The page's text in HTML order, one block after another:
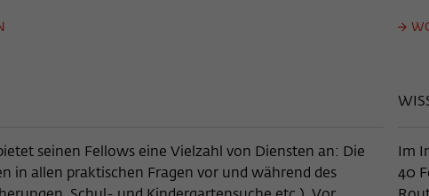
seinen Fellows eine Vielzahl von Diensten an: Die
in allen praktischen Fragen vor und während des
Im
40
Aufenthalt des